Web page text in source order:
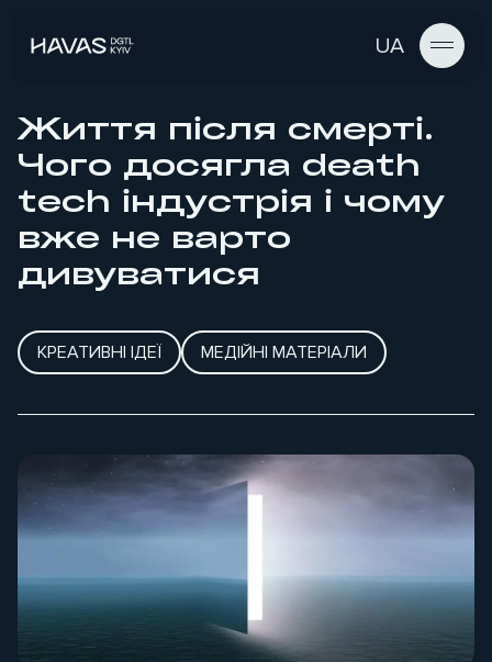
UA
Життя після смерті.
Чого досягла death
tech індустрія і чому
вже не варто
дивуватися
КРЕАТИВНІ ІДЕЇ МЕДІЙНІ МАТЕРІАЛИ